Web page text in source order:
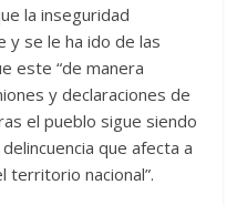
la inseguridad
y se le ha ido de las
este “de manera
y declaraciones de
el pueblo sigue siendo
que afecta a
territorio nacional”.